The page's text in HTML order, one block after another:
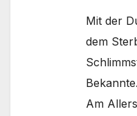
Mit der
dem
Bekannte.
Am